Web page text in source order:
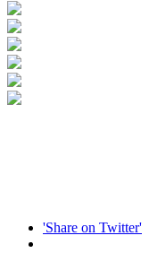
'Share on Twitter'